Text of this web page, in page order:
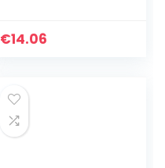
Elektrische Gitaar,
€14.06